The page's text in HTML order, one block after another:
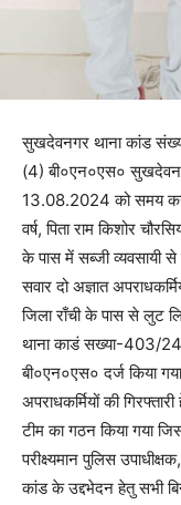
सुखदेवनगर थाना कांड
(4) बी०एन०एस०
13.08.2024 को समय
वर्ष, पिता राम किशोर
के पास में सब्जी
सवार दो अज्ञात
जिला राँची के पास से लुट
थाना काडं सख्या-403/
बी०एन०एस० दर्ज किया
अपराधकर्मियों की
टीम का गठन किया गया
परीक्ष्यमान पुलिस
कांड के उद्दभेदन हेतु सभी